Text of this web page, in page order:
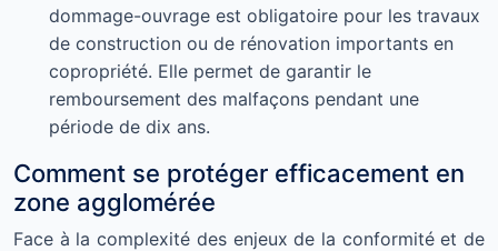
dommage-ouvrage est obligatoire pour les travaux
de construction ou de rénovation importants en
copropriété. Elle permet de garantir le
remboursement des malfaçons pendant une
période de dix ans.
Comment se protéger efficacement en
zone agglomérée
Face à la complexité des enjeux de la conformité et de